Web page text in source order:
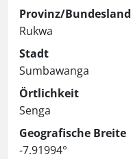
Provinz/Bundesland
Rukwa
Stadt
Sumbawanga
Örtlichkeit
Senga
Geografische Breite
-7.91994°